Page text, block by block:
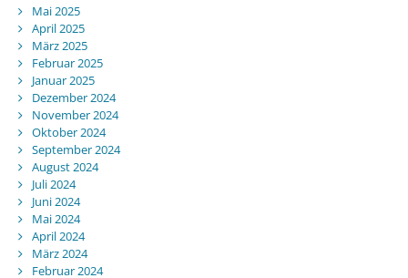
Mai 2025
April 2025
März 2025
Februar 2025
Januar 2025
Dezember 2024
November 2024
Oktober 2024
September 2024
August 2024
Juli 2024
Juni 2024
Mai 2024
April 2024
März 2024
Februar 2024